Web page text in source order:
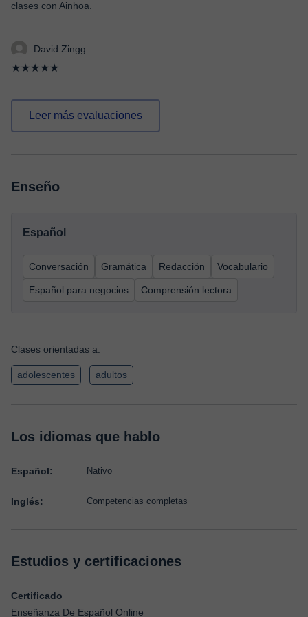
clases con Ainhoa.
David Zingg
★★★★★
Leer más evaluaciones
Enseño
Español
Conversación Gramática Redacción Vocabulario
Español para negocios Comprensión lectora
Clases orientadas a:
adolescentes adultos
Los idiomas que hablo
Español: Nativo
Inglés: Competencias completas
Estudios y certificaciones
Certificado
Enseñanza De Español Online